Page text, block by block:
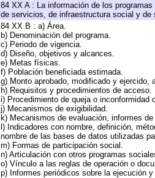
84 XX A : La información de los
de servicios, de infraestructura social y de
84 XX B : a) Área.
b) Denominación del programa.
c) Periodo de vigencia.
d) Diseño, objetivos y alcances.
e) Metas físicas.
f) Población beneficiada estimada.
g) Monto aprobado, modificado y ejercido,
h) Requisitos y procedimientos de acceso.
i) Procedimiento de queja o inconformidad
j) Mecanismos de exigibilidad.
k) Mecanismos de evaluación, informes
l) Indicadores con nombre, definición,
nombre de las bases de datos utilizadas
m) Formas de participación social.
n) Articulación con otros programas
o) Vínculo a las reglas de operación o
p) Informes periódicos sobre la ejecución